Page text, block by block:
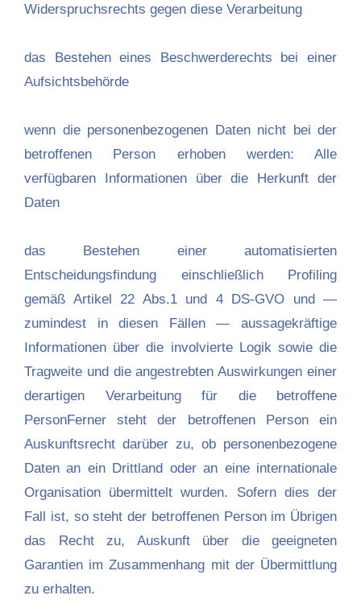
Widerspruchsrechts gegen diese Verarbeitung
das Bestehen eines Beschwerderechts bei einer
Aufsichtsbehörde
wenn die personenbezogenen Daten nicht bei der
betroffenen Person erhoben werden: Alle
verfügbaren Informationen über die Herkunft der
Daten
das Bestehen einer automatisierten
Entscheidungsfindung einschließlich Profiling
gemäß Artikel 22 Abs.1 und 4 DS-GVO und —
zumindest in diesen Fällen — aussagekräftige
Informationen über die involvierte Logik sowie die
Tragweite und die angestrebten Auswirkungen einer
derartigen Verarbeitung für die betroffene
PersonFerner steht der betroffenen Person ein
Auskunftsrecht darüber zu, ob personenbezogene
Daten an ein Drittland oder an eine internationale
Organisation übermittelt wurden. Sofern dies der
Fall ist, so steht der betroffenen Person im Übrigen
das Recht zu, Auskunft über die geeigneten
Garantien im Zusammenhang mit der Übermittlung
zu erhalten.